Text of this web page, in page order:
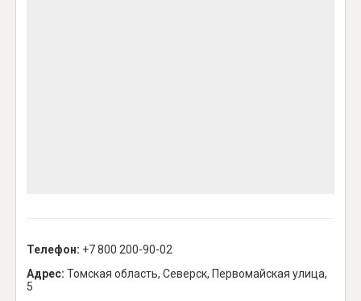
Телефон: +7 800 200-90-02
Адрес: Томская область, Северск, Первомайская улица,
5